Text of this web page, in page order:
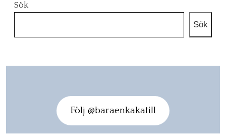
Sök
Sök
Följ @baraenkakatill